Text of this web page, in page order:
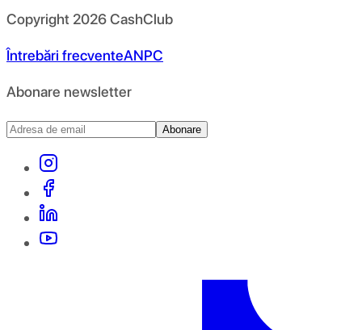
Copyright 2026CashClub
Întrebări frecventeANPC
Abonare newsletter
Abonare